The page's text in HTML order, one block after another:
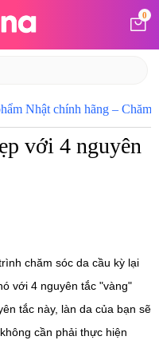
0
Nhật chính hãng – Chăm
với 4 nguyên
chăm sóc da cầu kỳ lại
với 4 nguyên tắc "vàng"
tắc này, làn da của bạn sẽ
cần phải thực hiện